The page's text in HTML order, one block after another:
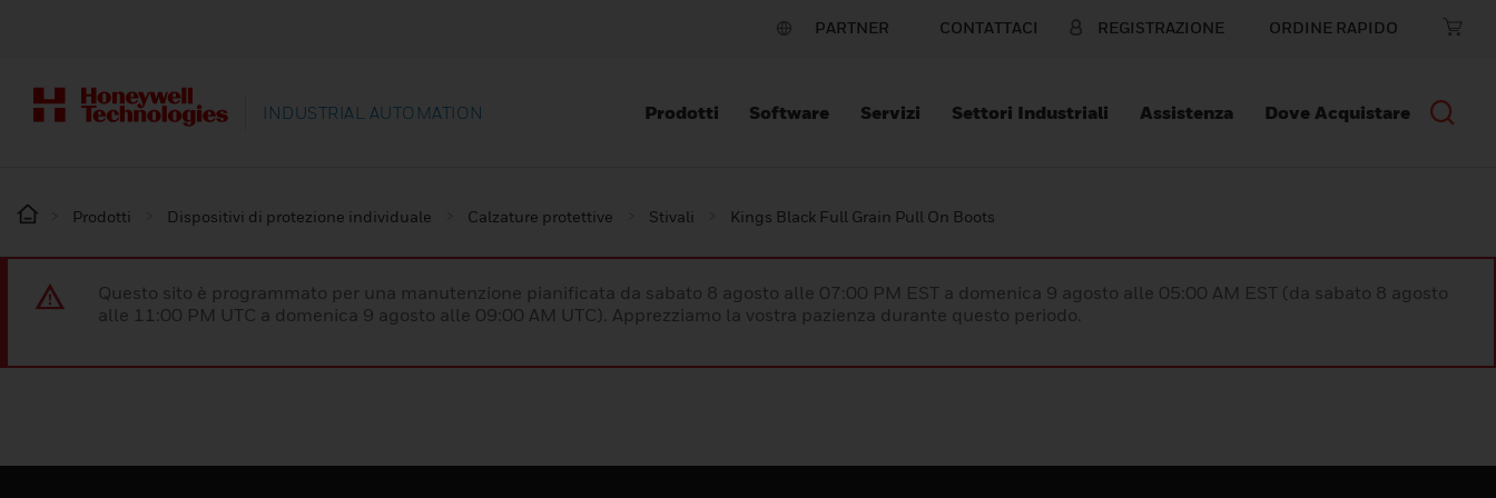
PARTNER CONTATTACI REGISTRAZIONE ORDINE RAPIDO
INDUSTRIAL AUTOMATION Prodotti Software Servizi Settori Industriali Assistenza Dove Acquistare
Prodotti Dispositivi di protezione individuale Calzature protettive Stivali Kings Black Full Grain Pull On Boots
Questo sito è programmato per una manutenzione pianificata da sabato 8 agosto alle 07:00 PM EST a domenica 9 agosto alle 05:00 AM EST (da sabato 8 agosto
alle 11:00 PM UTC a domenica 9 agosto alle 09:00 AM UTC). Apprezziamo la vostra pazienza durante questo periodo.